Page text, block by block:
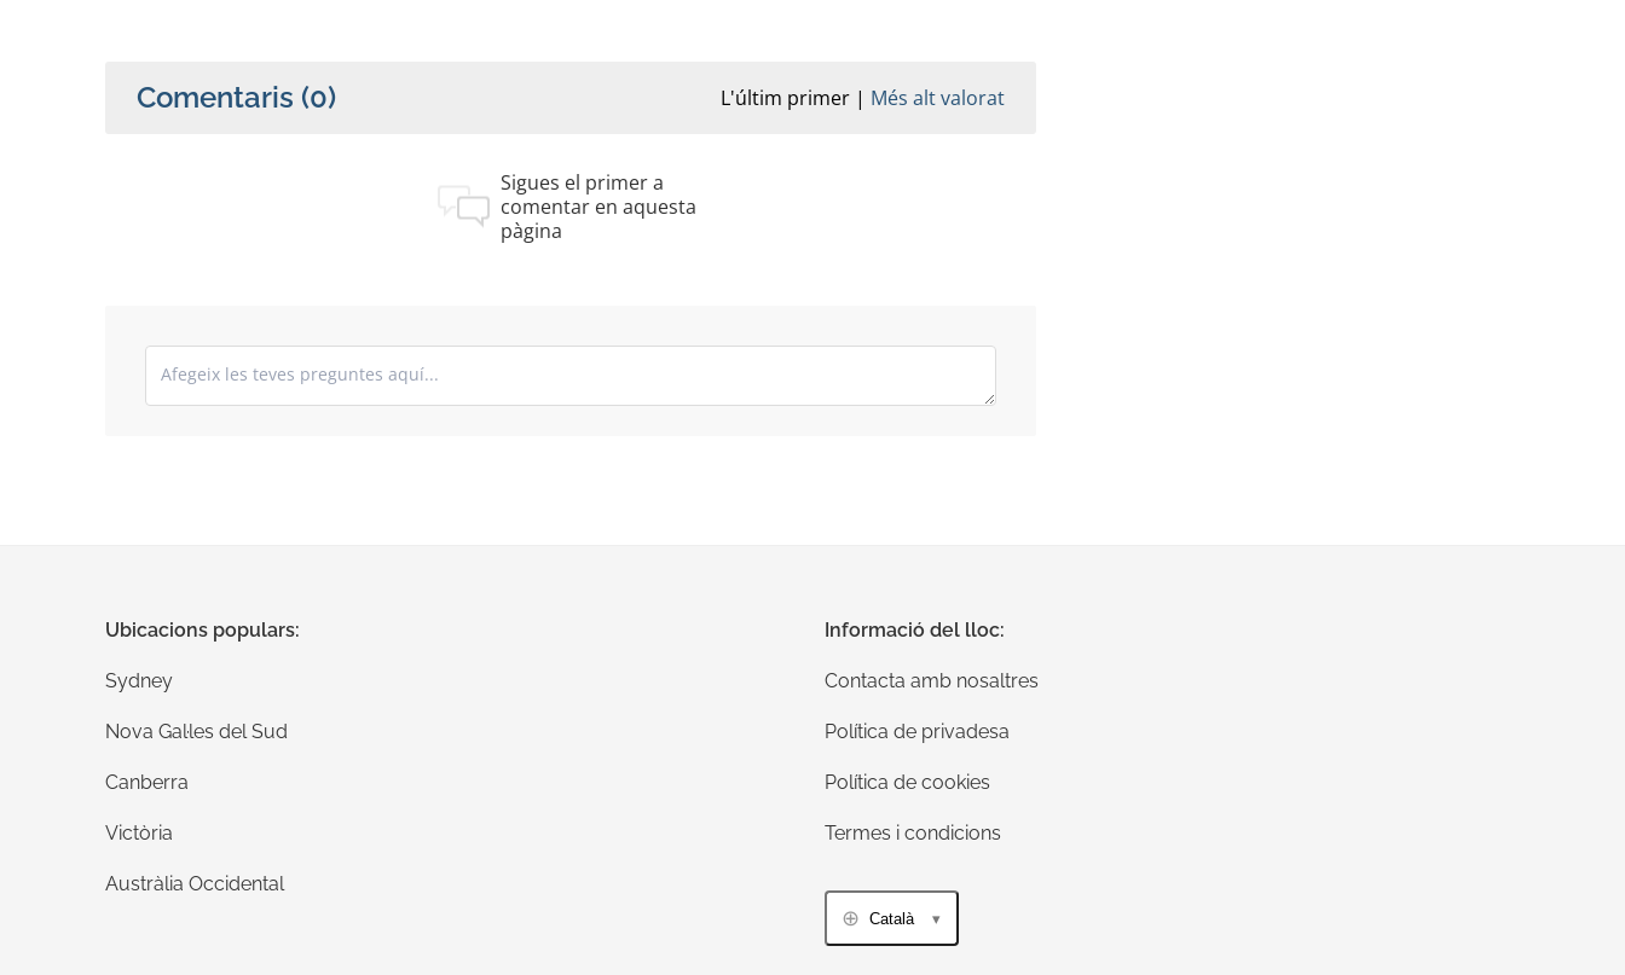
Comentaris (0) L'últim primer Més alt valorat
Sigues el primer a
comentar en aquesta
pàgina
Ubicacions populars:
Sydney
Nova Gal·les del Sud
Canberra
Victòria
Austràlia Occidental
Informació del lloc:
Contacta amb nosaltres
Política de privadesa
Política de cookies
Termes i condicions
Català